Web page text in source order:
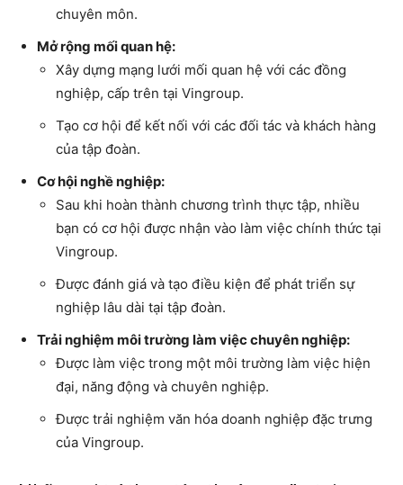
chuyên môn.
Mở rộng mối quan hệ:
Xây dựng mạng lưới mối quan hệ với các đồng
nghiệp, cấp trên tại Vingroup.
Tạo cơ hội để kết nối với các đối tác và khách hàng
của tập đoàn.
Cơ hội nghề nghiệp:
Sau khi hoàn thành chương trình thực tập, nhiều
bạn có cơ hội được nhận vào làm việc chính thức tại
Vingroup.
Được đánh giá và tạo điều kiện để phát triển sự
nghiệp lâu dài tại tập đoàn.
Trải nghiệm môi trường làm việc chuyên nghiệp:
Được làm việc trong một môi trường làm việc hiện
đại, năng động và chuyên nghiệp.
Được trải nghiệm văn hóa doanh nghiệp đặc trưng
của Vingroup.